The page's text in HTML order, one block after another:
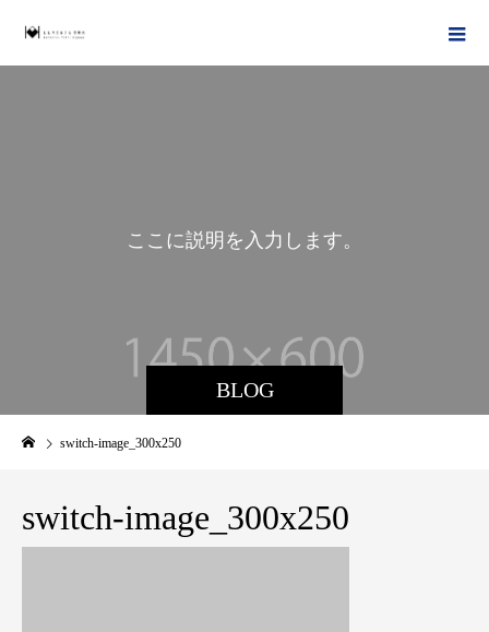
BLOG
こ こ に説明 を 入 力 し ま す。
switch-image_300x250
switch-image_300x250